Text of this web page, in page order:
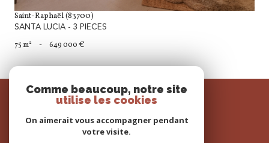
Saint-Raphaël (83700)
SANTA LUCIA - 3 PIECES
75 m² - 649 000 €
SE
connecter
espace propriétaire
Comme beaucoup, notre site
utilise les cookies
On aimerait vous accompagner pendant
votre visite.